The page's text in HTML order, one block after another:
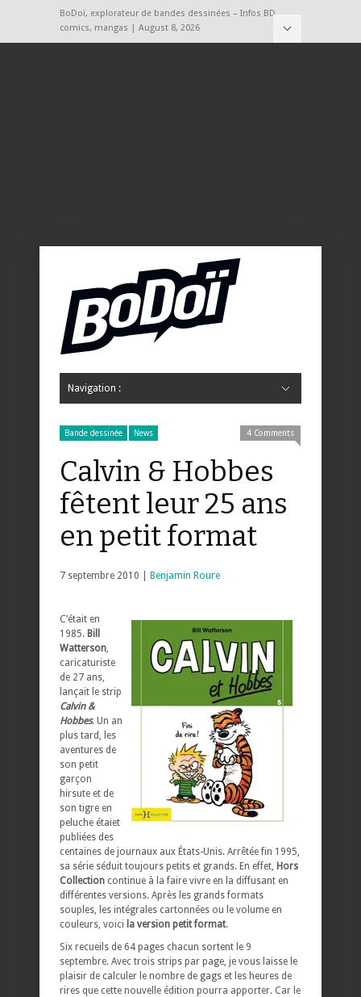
BoDoï, explorateur de bandes dessinées – Infos BD,
comics, mangas | August 8, 2026
Navigation :
Bande dessinée News 4 Comments
Calvin & Hobbes
fêtent leur 25 ans
en petit format
7 septembre 2010 | Benjamin Roure
C’était en
1985. Bill
Watterson
caricaturiste
de 27 ans,
lançait le strip
Calvin &
Hobbes. Un an
plus tard, les
aventures de
son petit
garçon
hirsute et de
son tigre en
peluche étaiet
publiées des
centaines de journaux aux États-Unis. Arrêtée fin 1995,
sa série séduit toujours petits et grands. En effet, Hors
Collection continue à la faire vivre en la diffusant en
différentes versions. Après les grands formats
souples, les intégrales cartonnées ou le volume en
couleurs, voici la version petit format.
Six recueils de 64 pages chacun sortent le 9
septembre. Avec trois strips par page, je vous laisse le
plaisir de calculer le nombre de gags et les heures de
rires que cette nouvelle édition pourra apporter. Car le